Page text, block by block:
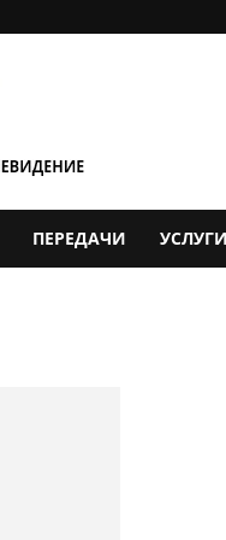
ПЕРЕДАЧИ УСЛУГИ